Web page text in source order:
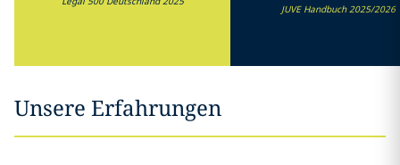
JUVE Handbuch 2025/2026
Unsere Erfahrungen